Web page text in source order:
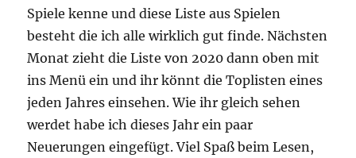
Spiele kenne und diese Liste aus Spielen
besteht die ich alle wirklich gut finde. Nächsten
Monat zieht die Liste von 2020 dann oben mit
ins Menü ein und ihr könnt die Toplisten eines
jeden Jahres einsehen. Wie ihr gleich sehen
werdet habe ich dieses Jahr ein paar
Neuerungen eingefügt. Viel Spaß beim Lesen,